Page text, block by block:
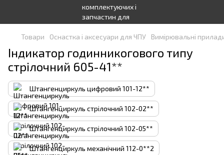
Товари Оснастка і аксесуари для ЧПУ Вимірювальні
Індикатор годинникогового типу
стрілочний 605-41**
Штангенциркуль цифровий 101-12**
Штангенциркуль стрілочний 102-02**
Штангенциркуль стрілочний 102-05**
Штангенциркуль механічний 112-0**2